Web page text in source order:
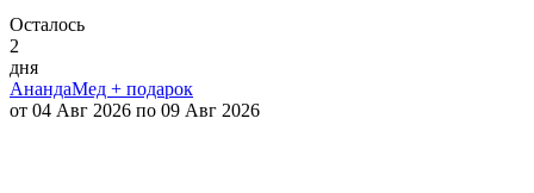
Осталось
2
дня
АнандаМед + подарок
от 04 Авг 2026 по 09 Авг 2026